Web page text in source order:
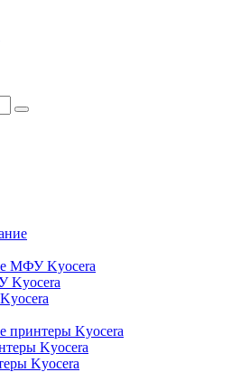
МФУ Kyocera
Kyocera
принтеры Kyocera
Kyocera
Kyocera